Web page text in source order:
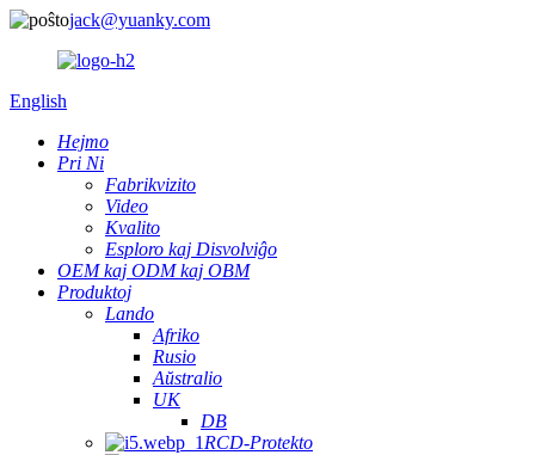
jack@yuanky.com
English
Hejmo
Pri Ni
Fabrikvizito
Video
Kvalito
Esploro kaj Disvolviĝo
OEM kaj ODM kaj OBM
Produktoj
Lando
Afriko
Rusio
Aŭstralio
UK
DB
RCD-Protekto